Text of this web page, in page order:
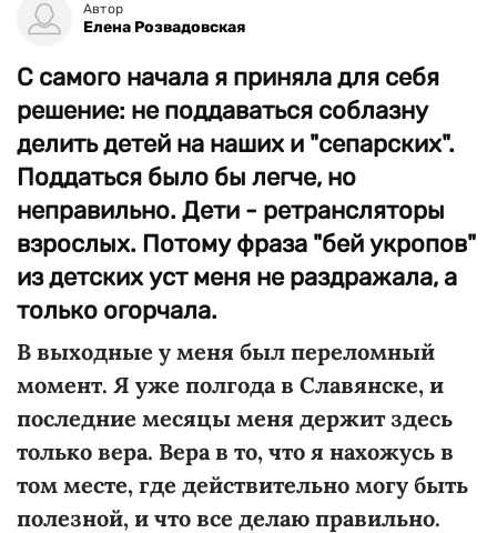
Автор
Елена Розвадовская
С самого начала я приняла для себя
решение: не поддаваться соблазну
делить детей на наших и "сепарских".
Поддаться было бы легче, но
неправильно. Дети - ретрансляторы
взрослых. Потому фраза "бей укропов"
из детских уст меня не раздражала, а
только огорчала.
В выходные у меня был переломный
момент. Я уже полгода в Славянске, и
последние месяцы меня держит здесь
только вера. Вера в то, что я нахожусь в
том месте, где действительно могу быть
полезной, и что все делаю правильно.